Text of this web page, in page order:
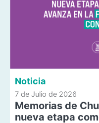
Noticia
7 de Julio de 2026
Memorias de
nueva etapa